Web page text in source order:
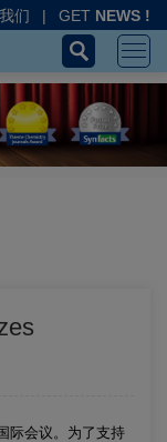
们 | GET NEWS !
际会议。为了支持